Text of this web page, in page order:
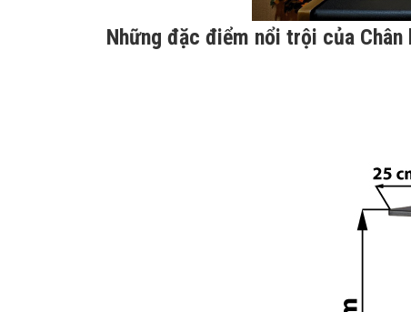
Những đặc điểm nổi trội của